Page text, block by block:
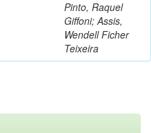
Pinto, Raquel
Giffoni; Assis,
Wendell Ficher
Teixeira